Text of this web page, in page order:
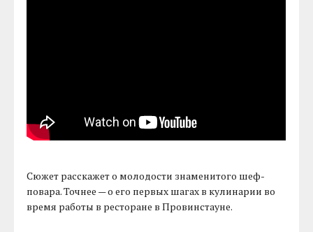
Сюжет расскажет о молодости знаменитого шеф-
повара. Точнее — о его первых шагах в кулинарии во
время работы в ресторане в Провинстауне.